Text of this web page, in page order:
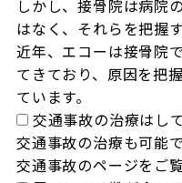
しかし、接骨院は病院
はなく、それらを把握
近年、エコーは接骨院
てきており、原因を把
ています。
交通事故の治療はし
交通事故の治療も可能で
交通事故のページをご